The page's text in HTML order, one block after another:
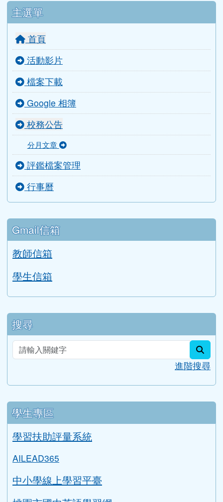
輔導室
會計室
主選單
首頁
活動影片
檔案下載
Google 相簿
分月文章
評鑑檔案管理
行事曆
教師信箱
學生信箱
搜尋
學生專區